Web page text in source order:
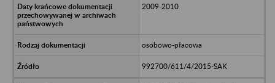
2009-2010
osobowo-płacowa
992700/611/4/2015-SAK